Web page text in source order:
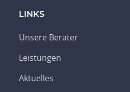
LINKS
Unsere Berater
Leistungen
Aktuelles